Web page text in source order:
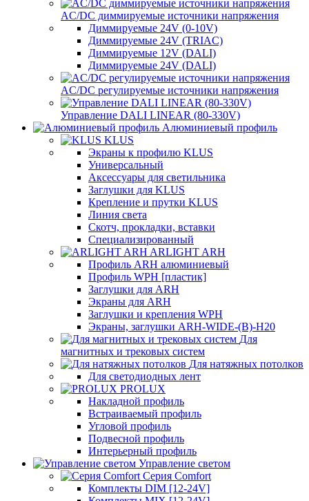
AC/DC диммируемые источники напряжения
Диммируемые 24V (0-10V)
Диммируемые 24V (TRIAC)
Диммируемые 12V (DALI)
Диммируемые 24V (DALI)
AC/DC регулируемые источники напряжения
Управление DALI LINEAR (80-330V)
Алюминиевый профиль
KLUS
Экраны к профилю KLUS
Универсальный
Аксессуары для светильника
Заглушки для KLUS
Крепление и прутки KLUS
Линия света
Скотч, прокладки, вставки
Специализированный
ARLIGHT ARH
Профиль ARH алюминиевый
Профиль WPH [пластик]
Заглушки для ARH
Экраны для ARH
Заглушки и крепления WPH
Экраны, заглушки ARH-WIDE-(B)-H20
Для
магнитных и трековых систем
Для натяжных потолков
Для светодиодных лент
PROLUX
Накладной профиль
Встраиваемый профиль
Угловой профиль
Подвесной профиль
Интерьерный профиль
Управление светом
Серия Comfort
Комплекты DIM [12-24V]